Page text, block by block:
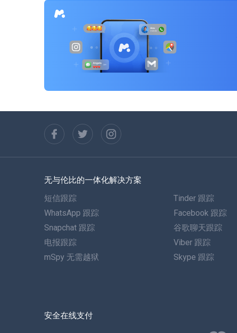
无与伦比的一体化解决方案
短信跟踪
WhatsApp 跟踪
Snapchat 跟踪
电报跟踪
mSpy 无需越狱
Tinder 跟踪
Facebook 跟踪
谷歌聊天跟踪
Viber 跟踪
Skype 跟踪
安全在线支付